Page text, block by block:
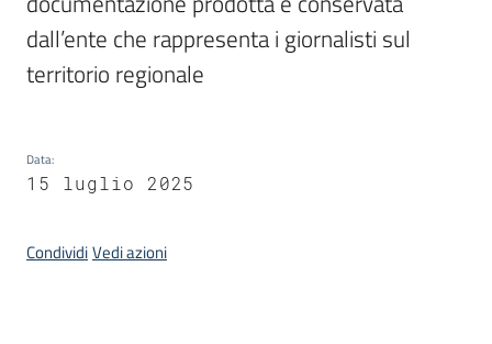
Piani
Programmi
Progetti
Guglielmi
dall’ente che rappresenta i giornalisti sul
territorio regionale
Data:
15 luglio 2025
CondividiVedi azioni